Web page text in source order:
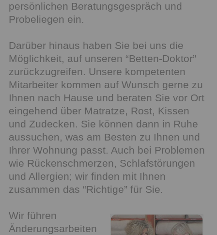
persönlichen Beratungsgespräch und
Probeliegen ein.
Darüber hinaus haben Sie bei uns die
Möglichkeit, auf unseren “Betten-Doktor”
zurückzugreifen. Unsere kompetenten
Mitarbeiter kommen auf Wunsch gerne zu
Ihnen nach Hause und beraten Sie vor Ort
eingehend über Matratze, Rost, Kissen
und Zudecken. Sie können dann in Ruhe
aussuchen, was am Besten zu Ihnen und
Ihrer Wohnung passt. Auch bei Problemen
wie Rückenschmerzen, Schlafstörungen
und Allergien; wir finden mit Ihnen
zusammen das “Richtige” für Sie.
Wir führen
Änderungsarbeiten